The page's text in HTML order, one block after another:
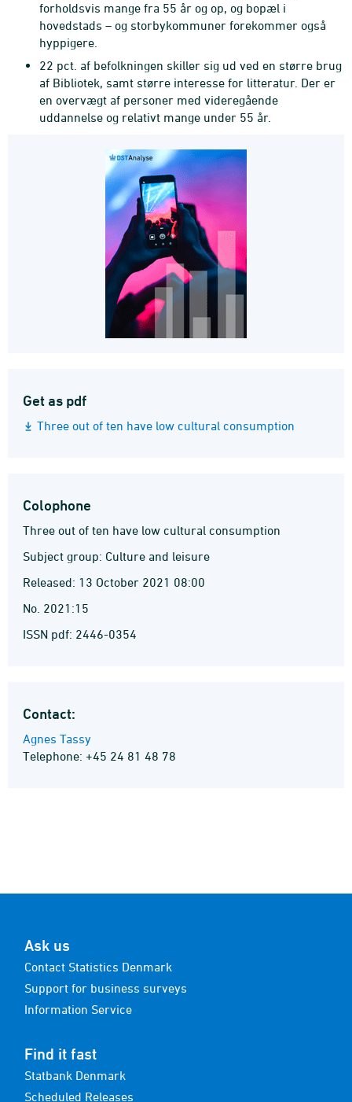
forholdsvis mange fra 55 år og op, og bopæl i
hovedstads – og storbykommuner forekommer også
hyppigere.
22 pct. af befolkningen skiller sig ud ved en større brug
af Bibliotek, samt større interesse for litteratur. Der er
en overvægt af personer med videregående
uddannelse og relativt mange under 55 år.
Get as pdf
Three out of ten have low cultural consumption
Colophone
Three out of ten have low cultural consumption
Subject group: Culture and leisure
Released: 13 October 2021 08:00
No. 2021:15
ISSN pdf: 2446-0354
Contact:
Agnes Tassy
Telephone: +45 24 81 48 78
Ask us
Contact Statistics Denmark
Support for business surveys
Information Service
Find it fast
Statbank Denmark
Scheduled Releases